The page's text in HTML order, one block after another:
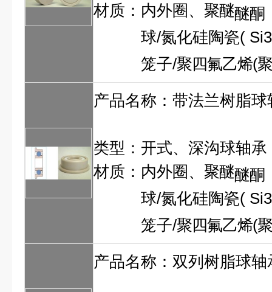
材质：内外圈、 聚醚醚酮
球/氮化硅陶瓷(
笼子/聚四氟乙烯(
产品名称： 带法兰树脂球
类型：开式、深沟球轴
材质：内外圈、 聚醚醚酮
球/氮化硅陶瓷(
笼子/聚四氟乙烯(
产品名称： 双列树脂球轴